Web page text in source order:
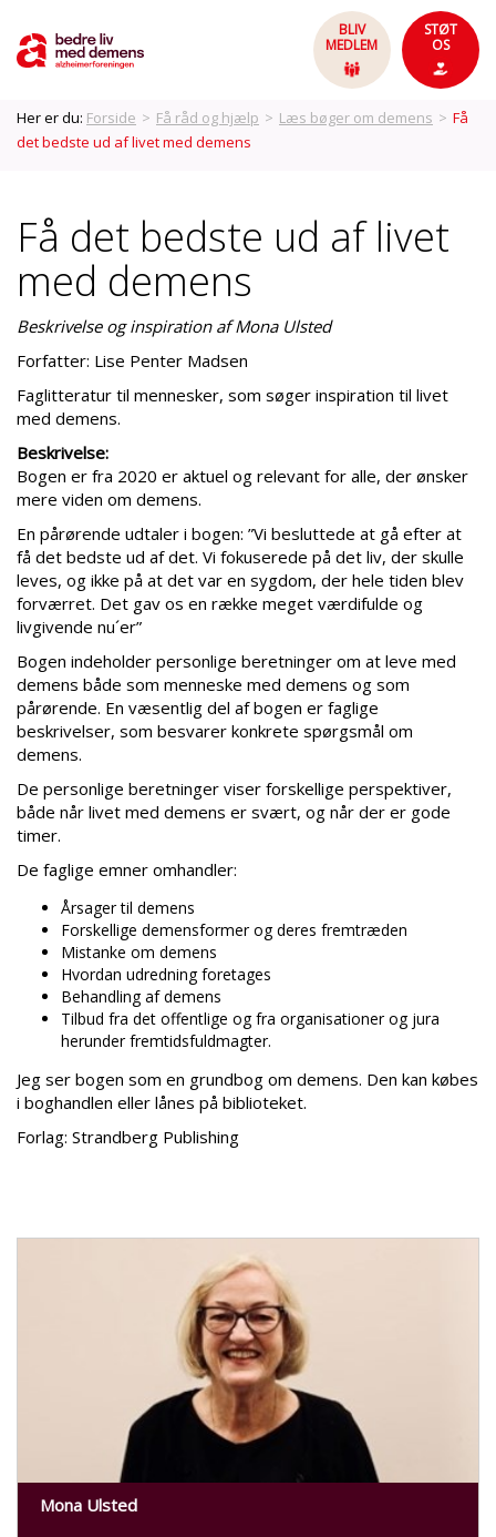
BLIV
MEDLEM
STØT
OS
Her er du: Forside > Få råd og hjælp > Læs bøger om demens > Få
det bedste ud af livet med demens
Få det bedste ud af livet
med demens
Beskrivelse og inspiration af Mona Ulsted
Forfatter: Lise Penter Madsen
Faglitteratur til mennesker, som søger inspiration til livet
med demens.
Beskrivelse:
Bogen er fra 2020 er aktuel og relevant for alle, der ønsker
mere viden om demens.
En pårørende udtaler i bogen: ”Vi besluttede at gå efter at
få det bedste ud af det. Vi fokuserede på det liv, der skulle
leves, og ikke på at det var en sygdom, der hele tiden blev
forværret. Det gav os en række meget værdifulde og
livgivende nu´er”
Bogen indeholder personlige beretninger om at leve med
demens både som menneske med demens og som
pårørende. En væsentlig del af bogen er faglige
beskrivelser, som besvarer konkrete spørgsmål om
demens.
De personlige beretninger viser forskellige perspektiver,
både når livet med demens er svært, og når der er gode
timer.
De faglige emner omhandler:
Årsager til demens
Forskellige demensformer og deres fremtræden
Mistanke om demens
Hvordan udredning foretages
Behandling af demens
Tilbud fra det offentlige og fra organisationer og jura
herunder fremtidsfuldmagter.
Jeg ser bogen som en grundbog om demens. Den kan købes
i boghandlen eller lånes på biblioteket.
Forlag: Strandberg Publishing
Mona Ulsted